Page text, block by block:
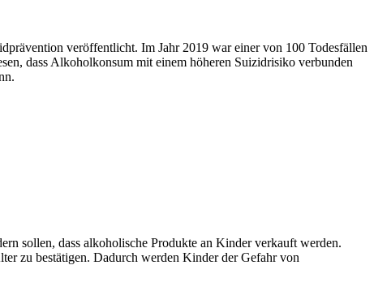
veröffentlicht. Im Jahr 2019 war einer von 100 Todesfällen
dass Alkoholkonsum mit einem höheren Suizidrisiko verbunden
sollen, dass alkoholische Produkte an Kinder verkauft werden.
zu bestätigen. Dadurch werden Kinder der Gefahr von